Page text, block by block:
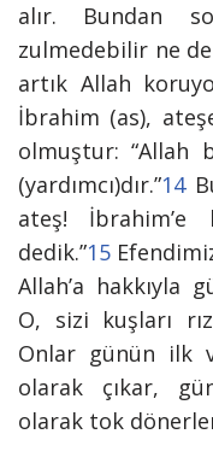
alır. Bundan
zulmedebilir ne
artık Allah
İbrahim (as),
olmuştur: “Allah
(yardımcı)dır.”14
ateş!
dedik.”15
Allah’a hakkıyla
O, sizi kuşları
Onlar günün ilk
olarak çıkar,
olarak tok